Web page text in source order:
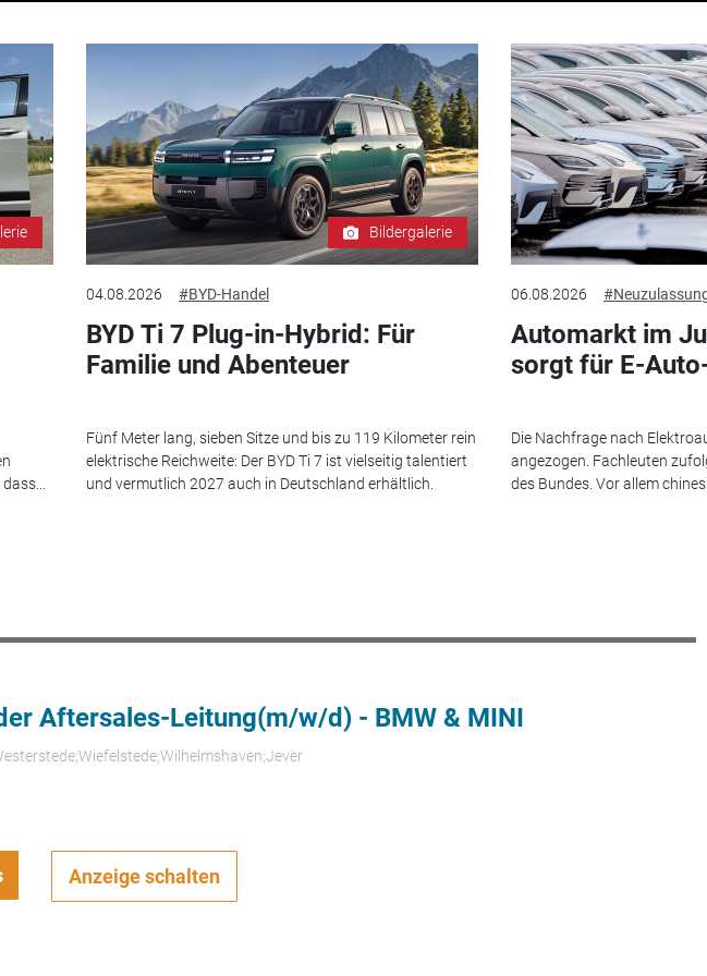
Bildergalerie
04.08.2026 #BYD-Handel
BYD Ti 7 Plug-in-Hybrid: Für
Familie und Abenteuer
Fünf Meter lang, sieben Sitze und bis zu 119 Kilometer rein
elektrische Reichweite: Der BYD Ti 7 ist vielseitig talentiert
und vermutlich 2027 auch in Deutschland erhältlich.
06.08.2026
Automarkt im
sorgt für E-
Die Nachfrage nach
angezogen. Fachleuten
des Bundes. Vor allem
Aftersales-Leitung(m/w/d) - BMW & MINI
Anzeige schalten